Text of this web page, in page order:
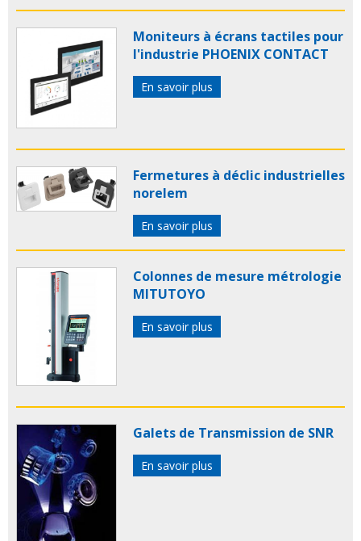
Moniteurs à écrans tactiles pour
l'industrie PHOENIX CONTACT
En savoir plus
Fermetures à déclic industrielles
norelem
En savoir plus
Colonnes de mesure métrologie
MITUTOYO
En savoir plus
Galets de Transmission de SNR
En savoir plus